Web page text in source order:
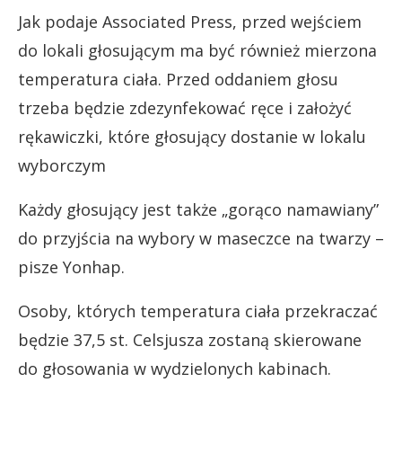
Jak podaje Associated Press, przed wejściem
do lokali głosującym ma być również mierzona
temperatura ciała. Przed oddaniem głosu
trzeba będzie zdezynfekować ręce i założyć
rękawiczki, które głosujący dostanie w lokalu
wyborczym
Każdy głosujący jest także „gorąco namawiany”
do przyjścia na wybory w maseczce na twarzy –
pisze Yonhap.
Osoby, których temperatura ciała przekraczać
będzie 37,5 st. Celsjusza zostaną skierowane
do głosowania w wydzielonych kabinach.